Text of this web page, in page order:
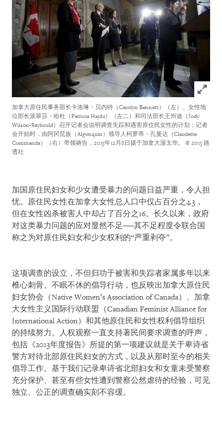
Click
加拿大原住民事务部长卡洛琳・贝内特（Carolyn Bennett）（左）、女性地
位部长派翠莎・哈杜（Patricia Hajdu）（左二）和司法部长王州迪（Jody
Wilson-Raybould）召开记者会说明调查失踪和遇害原住民女性的计划；记者
会开始时，由阿冈昆族（Algonquin）领导人柯萝蒂・孔曼达（Claudette
Commanda）（右）带领祷告，2015年12月8日摄于加拿大渥太华。 © 2015 路
透社
加国原住民妇女和少女遭受暴力的问题日益严重，令人担
忧。原住民女性在加拿大女性总人口中仅占百分之4.3，
但在女性凶杀被害人中却占了百分之16。长久以来，政府
对这类暴力问题的应对显然不足──其不足程度令联合国
称之为对原住民妇女和少女权利的“严重剥夺”。
这项调查的设立，不但归功于被害和失踪者家属多年以来
椎心刺骨、不眠不休的倡导行动，也反映出加拿大原住民
妇女协会（Native Women’s Association of Canada）、加拿
大女性主义国际行动联盟（Canadian Feminist Alliance for
International Action）和其他原住民和女性权利倡导组织
的持续努力。人权观察一直支持著民间要求调查的呼声，
包括《2013年度报告》所提的第一项建议就是关于卑诗省
警方对待北部原住民妇女的方式，以及从那时至今的相关
倡导工作。基于我们记录卑诗省北部妇女和女童未受警察
充分保护、甚至有些女性遭到警察公然虐待的经验，可见
独立、公正的调查确实刻不容缓。